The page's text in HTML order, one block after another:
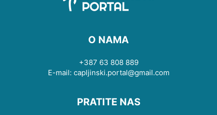
O NAMA
+387 63 808 889
E-mail: capljinski.portal@gmail.com
PRATITE NAS